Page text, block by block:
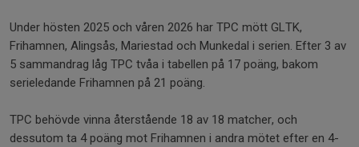
Under hösten 2025 och våren 2026 har TPC mött GLTK,
Frihamnen, Alingsås, Mariestad och Munkedal i serien. Efter 3 av
5 sammandrag låg TPC tvåa i tabellen på 17 poäng, bakom
serieledande Frihamnen på 21 poäng.
TPC behövde vinna återstående 18 av 18 matcher, och
dessutom ta 4 poäng mot Frihamnen i andra mötet efter en 4-